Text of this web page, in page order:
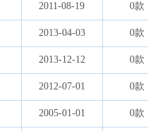
2011-08-19 0款
2013-04-03 0款
2013-12-12 0款
2012-07-01 0款
2005-01-01 0款